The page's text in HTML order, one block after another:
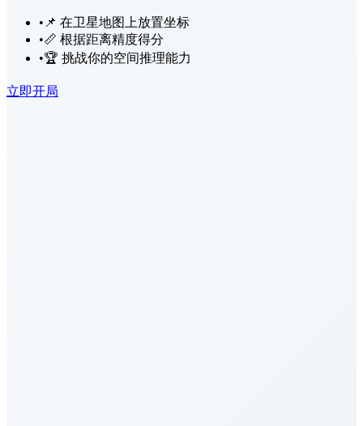
• 📌 在卫星地图上放置坐标
•📏 根据距离精度得分
•🏆 挑战你的空间推理能力
立即开局